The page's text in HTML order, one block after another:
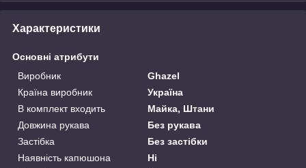
Характеристики
Основні атрибути
Виробник
Ghazel
Країна виробник
Україна
В комплект входить
Майка, Штани
Довжина рукава
Без рукава
Застібка
Без застібки
Наявність капюшона
Ні